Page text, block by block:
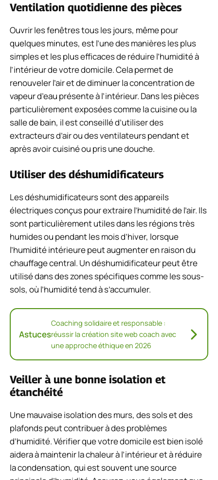
Ventilation quotidienne des pièces
Ouvrir les fenêtres tous les jours, même pour
quelques minutes, est l’une des manières les plus
simples et les plus efficaces de réduire l’humidité à
l’intérieur de votre domicile. Cela permet de
renouveler l’air et de diminuer la concentration de
vapeur d’eau présente à l’intérieur. Dans les pièces
particulièrement exposées comme la cuisine ou la
salle de bain, il est conseillé d’utiliser des
extracteurs d’air ou des ventilateurs pendant et
après avoir cuisiné ou pris une douche.
Utiliser des déshumidificateurs
Les déshumidificateurs sont des appareils
électriques conçus pour extraire l’humidité de l’air. Ils
sont particulièrement utiles dans les régions très
humides ou pendant les mois d’hiver, lorsque
l’humidité intérieure peut augmenter en raison du
chauffage central. Un déshumidificateur peut être
utilisé dans des zones spécifiques comme les sous-
sols, où l’humidité tend à s’accumuler.
Astuces
Coaching solidaire et responsable :
réussir la création site web coach avec
une approche éthique en 2026
Veiller à une bonne isolation et
étanchéité
Une mauvaise isolation des murs, des sols et des
plafonds peut contribuer à des problèmes
d’humidité. Vérifier que votre domicile est bien isolé
aidera à maintenir la chaleur à l’intérieur et à réduire
la condensation, qui est souvent une source